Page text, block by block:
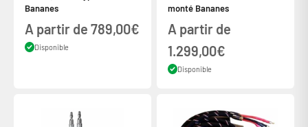
Bananes
Prix de vente
A partir de 789,00€
Disponible
monté Bananes
Prix de vente
A partir de
1.299,00€
Disponible